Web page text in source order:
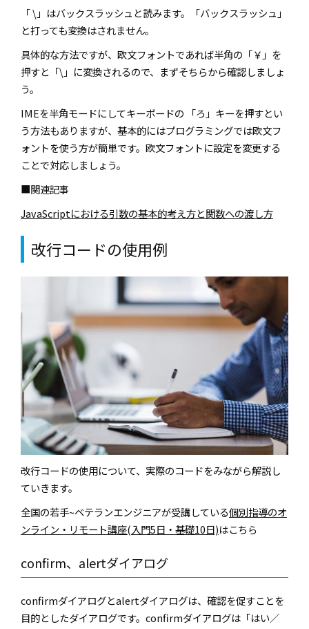
「 \」はバックスラッシュと読みます。「バックスラッシュ」
と打っても変換はされません。
具体的な方法ですが、欧文フォントであれば半角の「￥」を
押すと「\」に変換されるので、まずそちらから確認しましょ
う。
IMEを半角モードにしてキーボードの 「ろ」キーを押すとい
う方法もありますが、基本的にはプログラミングでは欧文フ
ォントを使う方が簡単です。欧文フォントに設定を変更する
ことで対応しましょう。
■関連記事
JavaScriptにおける引数の基本的考え方と関数への渡し方
改行コードの使用例
改行コードの使用について、実際のコードをみながら解説し
ていきます。
全国の若手~ベテランエンジニアが受講している個別指導のオ
ンライン・リモート講座(入門5日・基礎10日)はこちら
confirm、alertダイアログ
confirmダイアログとalertダイアログは、確認を促すことを
目的としたダイアログです。confirmダイアログは「はい／